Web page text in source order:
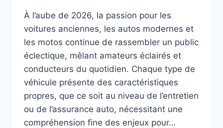
À l’aube de 2026, la passion pour les
voitures anciennes, les autos modernes et
les motos continue de rassembler un public
éclectique, mêlant amateurs éclairés et
conducteurs du quotidien. Chaque type de
véhicule présente des caractéristiques
propres, que ce soit au niveau de l’entretien
ou de l’assurance auto, nécessitant une
compréhension fine des enjeux pour…